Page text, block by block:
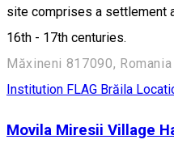
site comprises a settlement
16th - 17th centuries.
Măxineni 817090, Romania
Institution FLAG Brăila
Movila Miresii Village